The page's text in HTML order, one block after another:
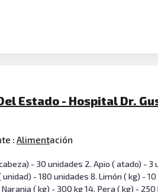
Estado - Hospital Dr.
:Alimentación
- 30 unidades 2. Apio ( atado) - 3
- 180 unidades 8. Limón ( kg) -
( kg) - 300 kg 14. Pera ( kg) -